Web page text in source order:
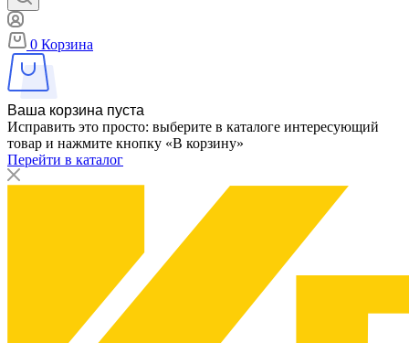
0 Корзина
Ваша корзина пуста
Исправить это просто: выберите в каталоге интересующий
товар и нажмите кнопку «В корзину»
Перейти в каталог